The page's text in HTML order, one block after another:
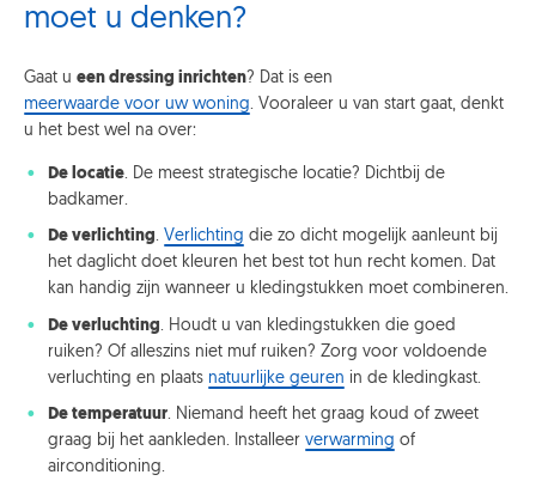
moet u denken?
Gaat u een dressing inrichten? Dat is een
meerwaarde voor uw woning. Vooraleer u van start gaat, denkt
u het best wel na over:
De locatie. De meest strategische locatie? Dichtbij de
badkamer.
De verlichting. Verlichting die zo dicht mogelijk aanleunt bij
het daglicht doet kleuren het best tot hun recht komen. Dat
kan handig zijn wanneer u kledingstukken moet combineren.
De verluchting. Houdt u van kledingstukken die goed
ruiken? Of alleszins niet muf ruiken? Zorg voor voldoende
verluchting en plaats natuurlijke geuren in de kledingkast.
De temperatuur. Niemand heeft het graag koud of zweet
graag bij het aankleden. Installeer verwarming of
airconditioning.